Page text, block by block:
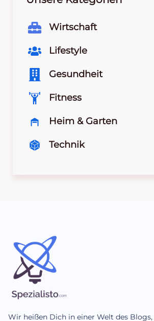
Wirtschaft
Lifestyle
Gesundheit
Fitness
Heim & Garten
Technik
Wir heißen Dich in einer Welt des Blogs,